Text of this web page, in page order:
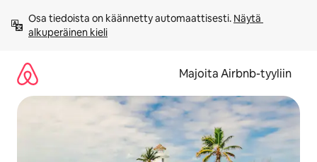
sisältö
väliin
Osa tiedoista on käännetty automaattisesti. Näytä
alkuperäinen kieli
Majoita Airbnb-tyyliin